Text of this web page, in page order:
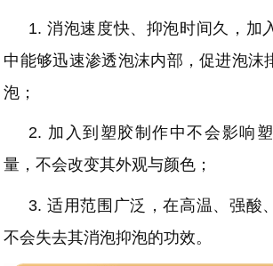
1. 消泡速度快、抑泡时间久，加
中能够迅速渗透泡沫内部，促进泡沫
泡；
2. 加入到塑胶制作中不会影响
量，不会改变其外观与颜色；
3. 适用范围广泛，在高温、强酸
不会失去其消泡抑泡的功效。